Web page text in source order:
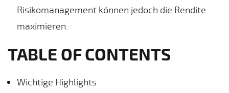
Risikomanagement können jedoch die Rendite
maximieren.
TABLE OF CONTENTS
Wichtige Highlights